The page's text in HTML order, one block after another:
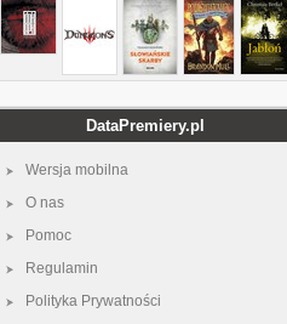
DataPremiery.pl
Wersja mobilna
O nas
Pomoc
Regulamin
Polityka Prywatności